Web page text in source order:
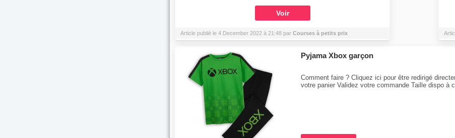
Voir
Article publié le 4 December 2022 à 21:48 par Courses à petits prix
Pyjama Xbox garçon
Comment faire ? Cliquez ici pour être redirigé
votre panier Validez votre commande Taille dispo à